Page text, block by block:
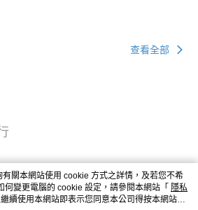
查看全部
關本網站使用 cookie 方式之詳情，及若您不希
何變更電腦的 cookie 設定，請參閱本網站「 隱私
續使用本網站即表示您同意本公司得按本網站使